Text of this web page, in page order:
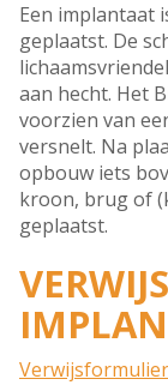
Een implantaat
geplaatst. De
aan hecht. Het
voorzien van
versnelt. Na
opbouw iets
kroon, brug of
geplaatst.